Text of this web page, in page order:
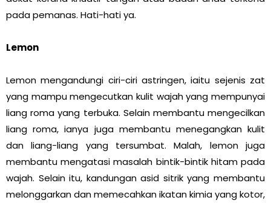
pada pemanas. Hati-hati ya.
Lemon
Lemon mengandungi ciri-ciri astringen, iaitu sejenis zat
yang mampu mengecutkan kulit wajah yang mempunyai
liang roma yang terbuka. Selain membantu mengecilkan
liang roma, ianya juga membantu menegangkan kulit
dan liang-liang yang tersumbat. Malah, lemon juga
membantu mengatasi masalah bintik-bintik hitam pada
wajah. Selain itu, kandungan asid sitrik yang membantu
melonggarkan dan memecahkan ikatan kimia yang kotor,